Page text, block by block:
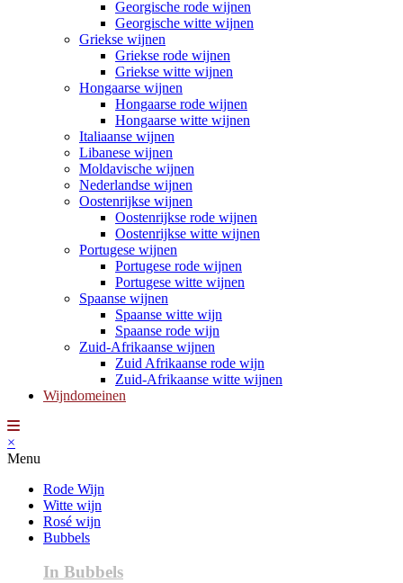
Georgische rode wijnen
Georgische witte wijnen
Griekse wijnen
Griekse rode wijnen
Griekse witte wijnen
Hongaarse wijnen
Hongaarse rode wijnen
Hongaarse witte wijnen
Italiaanse wijnen
Libanese wijnen
Moldavische wijnen
Nederlandse wijnen
Oostenrijkse wijnen
Oostenrijkse rode wijnen
Oostenrijkse witte wijnen
Portugese wijnen
Portugese rode wijnen
Portugese witte wijnen
Spaanse wijnen
Spaanse witte wijn
Spaanse rode wijn
Zuid-Afrikaanse wijnen
Zuid Afrikaanse rode wijn
Zuid-Afrikaanse witte wijnen
Wijndomeinen
×
Menu
Rode Wijn
Witte wijn
Rosé wijn
Bubbels
In Bubbels